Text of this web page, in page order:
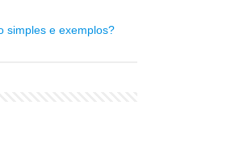
simples e exemplos?